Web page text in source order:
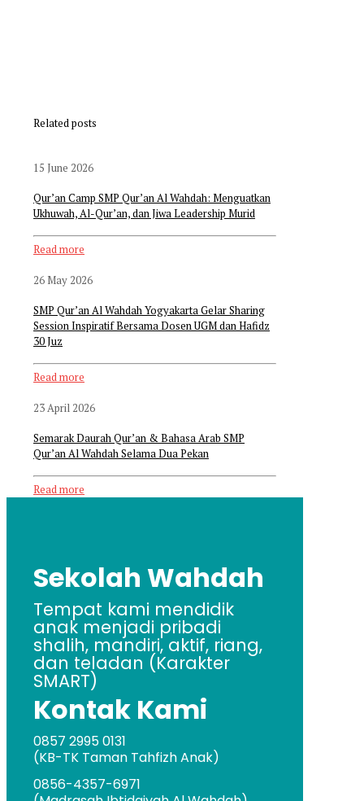
Related posts
15 June 2026
Qur’an Camp SMP Qur’an Al Wahdah: Menguatkan
Ukhuwah, Al-Qur’an, dan Jiwa Leadership Murid
Read more
26 May 2026
SMP Qur’an Al Wahdah Yogyakarta Gelar Sharing
Session Inspiratif Bersama Dosen UGM dan Hafidz
30 Juz
Read more
23 April 2026
Semarak Daurah Qur’an & Bahasa Arab SMP
Qur’an Al Wahdah Selama Dua Pekan
Read more
Sekolah Wahdah
Tempat kami mendidik
anak menjadi pribadi
shalih, mandiri, aktif, riang,
dan teladan (Karakter
SMART)
Kontak Kami
0857 2995 0131
(KB-TK Taman Tahfizh Anak)
0856-4357-6971